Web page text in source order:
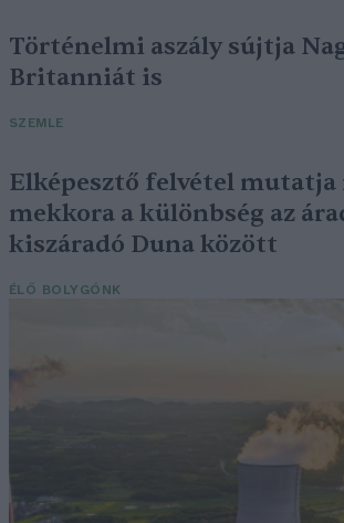
Történelmi aszály sújtja
Britanniát is
SZEMLE
Elképesztő felvétel mutatja
mekkora a különbség az
kiszáradó Duna között
ÉLŐ BOLYGÓNK